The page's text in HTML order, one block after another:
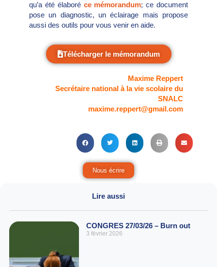
qu’a été élaboré ce mémorandum; ce document
pose un diagnostic, un éclairage mais propose
aussi des outils pour vous venir en aide.
Télécharger le mémorandum
Maxime Reppert
Secrétaire national à la vie scolaire du
SNALC
maxime.reppert@gmail.com
Nous écrire
Lire aussi
CONGRES 27/03/26 – Burn out
3 février 2026